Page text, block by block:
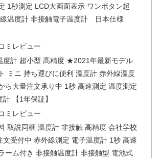
1秒測定 LCD大画面表示 ワンボタン起
温度計 非接触電子温度計 日本仕様
ミレビュー
度計 超小型 高精度 ★2021年最新モデル
ミニ 持ち運びに便利 温度計 赤外線温度
ら大量注文承り中 1秒 高速測定 温度測定
【1年保証】
ミレビュー
取説同梱 温度計 非接触 高精度 会社学校
文受付中 赤外線測定 電子温度計 1秒 高速
ーム付き 非接触温度計 非接触型 電池式